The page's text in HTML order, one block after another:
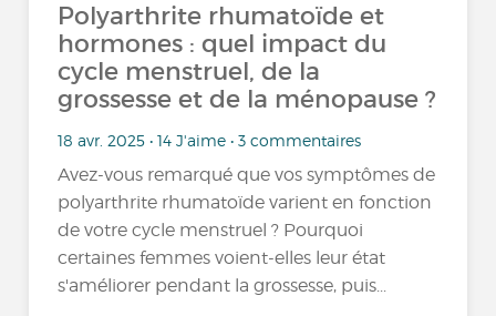
Polyarthrite rhumatoïde et
hormones : quel impact du
cycle menstruel, de la
grossesse et de la ménopause ?
18 avr. 2025 • 14 J'aime • 3 commentaires
Avez-vous remarqué que vos symptômes de
polyarthrite rhumatoïde varient en fonction
de votre cycle menstruel ? Pourquoi
certaines femmes voient-elles leur état
s'améliorer pendant la grossesse, puis...